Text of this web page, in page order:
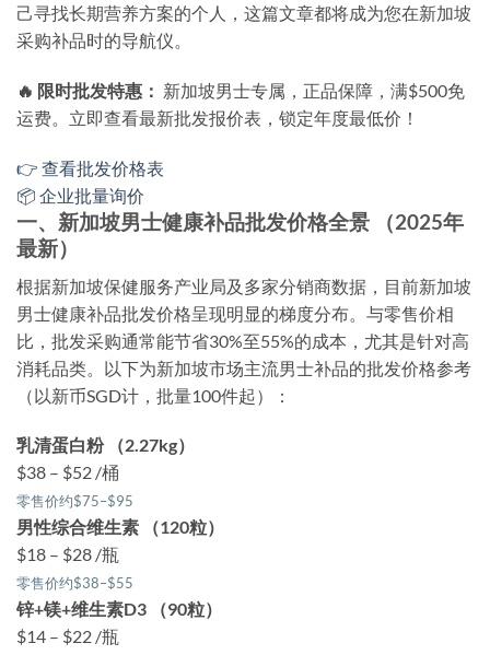
己寻找长期营养方案的个人，这篇文章都将成为您在新加坡
采购补品时的导航仪。
🔥 限时批发特惠： 新加坡男士专属，正品保障，满$500免
运费。立即查看最新批发报价表，锁定年度最低价！
👉 查看批发价格表
📦 企业批量询价
一、新加坡男士健康补品批发价格全景 （2025年
最新）
根据新加坡保健服务产业局及多家分销商数据，目前新加坡
男士健康补品批发价格呈现明显的梯度分布。与零售价相
比，批发采购通常能节省30%至55%的成本，尤其是针对高
消耗品类。以下为新加坡市场主流男士补品的批发价格参考
（以新币SGD计，批量100件起）：
乳清蛋白粉 （2.27kg）
$38 – $52 /桶
零售价约$75–$95
男性综合维生素 （120粒）
$18 – $28 /瓶
零售价约$38–$55
锌+镁+维生素D3 （90粒）
$14 – $22 /瓶